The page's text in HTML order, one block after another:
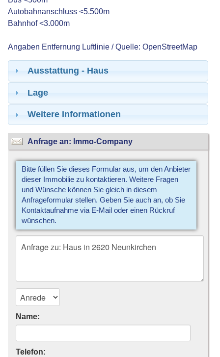
Autobahnanschluss <5.500m
Bahnhof <3.000m
Angaben Entfernung Luftlinie / Quelle: OpenStreetMap
Ausstattung - Haus
Lage
Weitere Informationen
Anfrage an: Immo-Company
Bitte füllen Sie dieses Formular aus, um den Anbieter
dieser Immobilie zu kontaktieren. Weitere Fragen
und Wünsche können Sie gleich in diesem
Anfrageformular stellen. Geben Sie auch an, ob Sie
Kontaktaufnahme via E-Mail oder einen Rückruf
wünschen.
Name:
Telefon: